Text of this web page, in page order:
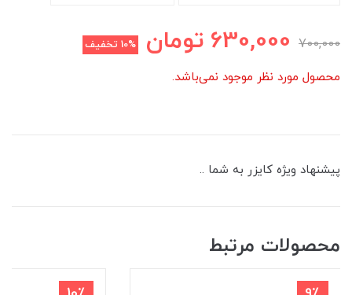
700,000
630,000 تومان 10% تخفیف
محصول مورد نظر موجود نمی‌باشد.
پیشنهاد ویژه کایزر به شما ..
محصولات مرتبط